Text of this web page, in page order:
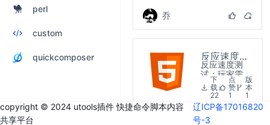
perl
custom
quickcomposer
乔
反应速度测
试
反应速度测
试：玩家需要
在10秒内尽可
能多地点击出
现的红色方
块。
下
载
22
点
赞
1
版
本
1
html
copyright © 2024 utools插件 快捷命令脚本内容
共享平台
辽ICP备17016820
号-3